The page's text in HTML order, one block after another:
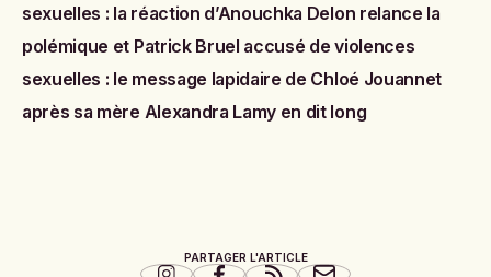
sexuelles : la réaction d’Anouchka Delon relance la
polémique et Patrick Bruel accusé de violences
sexuelles : le message lapidaire de Chloé Jouannet
après sa mère Alexandra Lamy en dit long
PARTAGER L'ARTICLE